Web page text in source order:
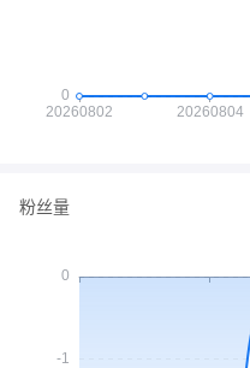
粉丝量